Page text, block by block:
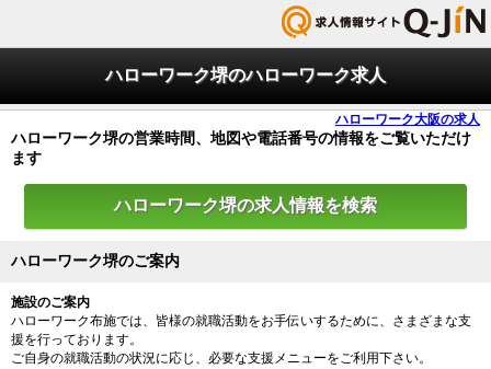
ハローワーク堺のハローワーク求人
ハローワーク大阪の求人
ハローワーク堺の営業時間、地図や電話番号の情報をご覧いただけ
ます
ハローワーク堺の求人情報を検索
ハローワーク堺のご案内
施設のご案内
ハローワーク布施では、皆様の就職活動をお手伝いするために、さまざまな支
援を行っております。
ご自身の就職活動の状況に応じ、必要な支援メニューをご利用下さい。